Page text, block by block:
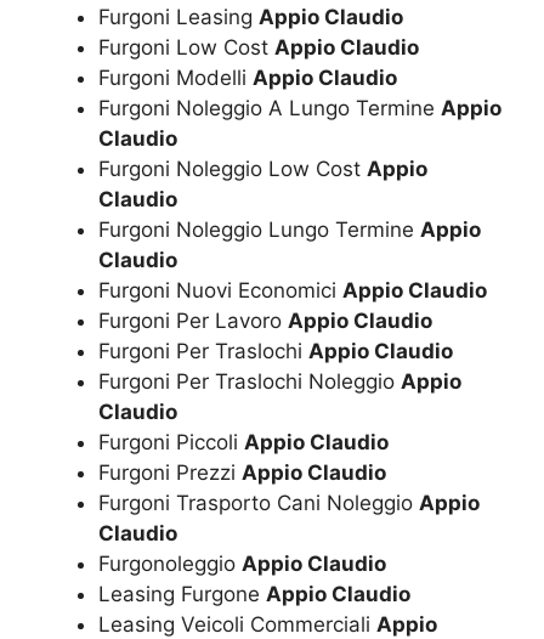
Furgoni Leasing Appio Claudio
Furgoni Low Cost Appio Claudio
Furgoni Modelli Appio Claudio
Furgoni Noleggio A Lungo Termine Appio
Claudio
Furgoni Noleggio Low Cost Appio
Claudio
Furgoni Noleggio Lungo Termine Appio
Claudio
Furgoni Nuovi Economici Appio Claudio
Furgoni Per Lavoro Appio Claudio
Furgoni Per Traslochi Appio Claudio
Furgoni Per Traslochi Noleggio Appio
Claudio
Furgoni Piccoli Appio Claudio
Furgoni Prezzi Appio Claudio
Furgoni Trasporto Cani Noleggio Appio
Claudio
Furgonoleggio Appio Claudio
Leasing Furgone Appio Claudio
Leasing Veicoli Commerciali Appio